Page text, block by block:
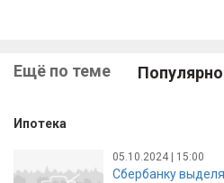
Ещё по теме
Ипотека
05.10.2024 | 15:00
Сбербанку